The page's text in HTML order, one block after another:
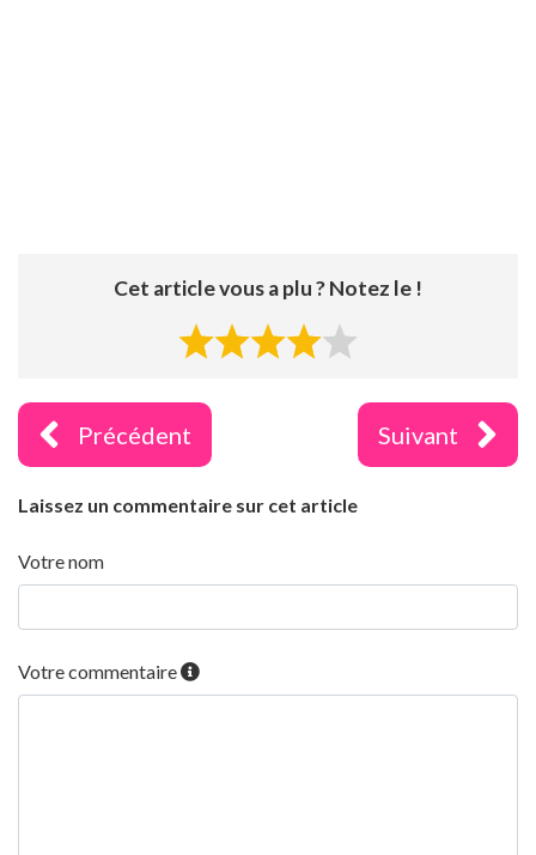
Cet article vous a plu ? Notez le !
Précédent Suivant
Laissez un commentaire sur cet article
Votre nom
Votre commentaire